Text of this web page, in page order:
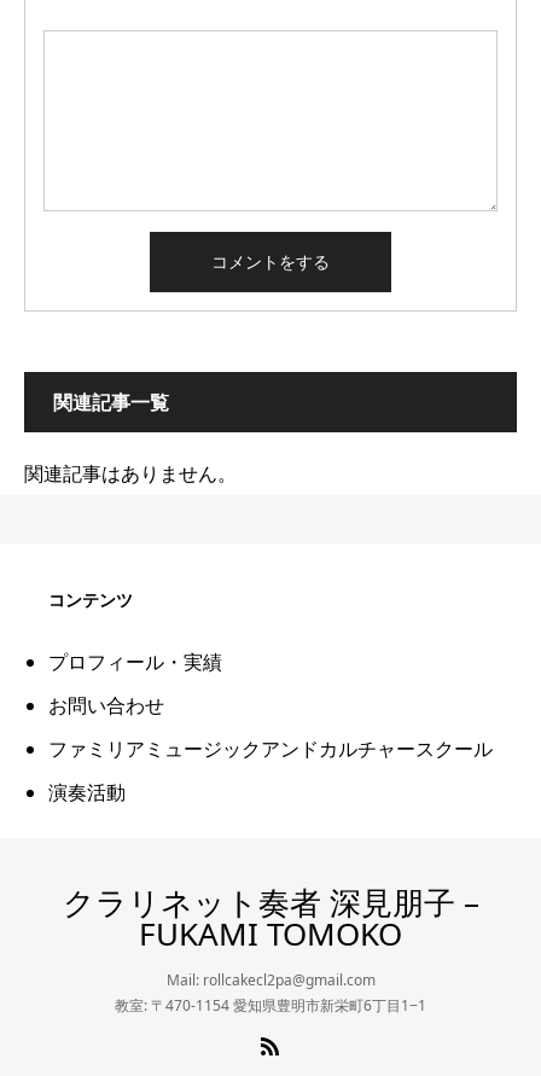
関連記事一覧
関連記事はありません。
コンテンツ
プロフィール・実績
お問い合わせ
ファミリアミュージックアンドカルチャースクール
演奏活動
クラリネット奏者 深見朋子 –
FUKAMI TOMOKO
Mail: rollcakecl2pa@gmail.com
教室: 〒470-1154 愛知県豊明市新栄町6丁目1−1